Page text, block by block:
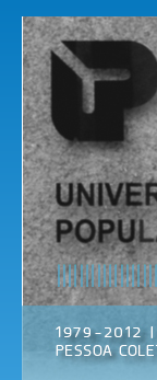
Popular
Porto
Associação
Cultural